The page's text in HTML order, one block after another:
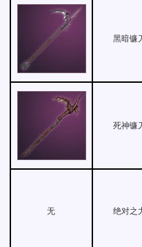
黑暗镰
死神镰
无 绝对之